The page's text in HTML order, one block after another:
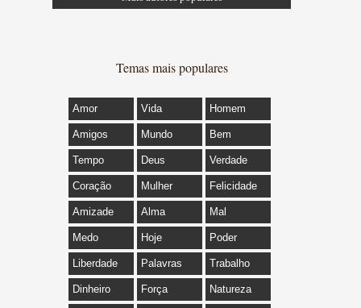
Temas mais populares
Amor Vida Homem
Amigos Mundo Bem
Tempo Deus Verdade
Coração Mulher Felicidade
Amizade Alma Mal
Medo Hoje Poder
Liberdade Palavras Trabalho
Dinheiro Força Natureza